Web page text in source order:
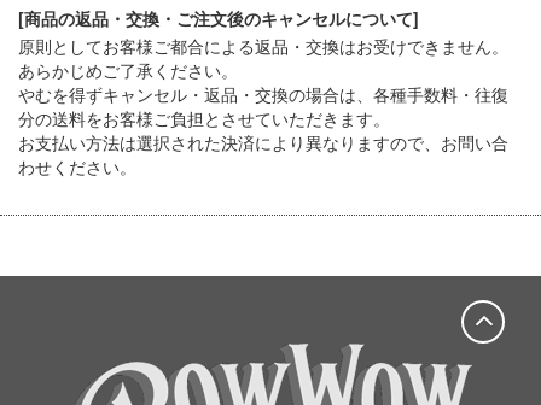
[商品の返品・交換・ご注文後のキャンセルについて]
原則としてお客様ご都合による返品・交換はお受けできません。
あらかじめご了承ください。
やむを得ずキャンセル・返品・交換の場合は、各種手数料・往復
分の送料をお客様ご負担とさせていただきます。
お支払い方法は選択された決済により異なりますので、お問い合
わせください。